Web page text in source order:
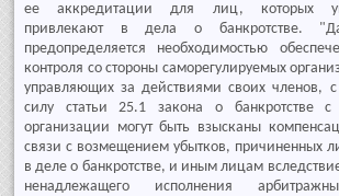
ее аккредитации для лиц, которых
привлекают в дела о банкротстве.
предопределяется необходимостью
контроля со стороны саморегулируемых
управляющих за действиями своих членов, с
силу статьи 25.1 закона о банкротстве с
организации могут быть взысканы
связи с возмещением убытков, причиненных
в деле о банкротстве, и иным лицам
ненадлежащего исполнения